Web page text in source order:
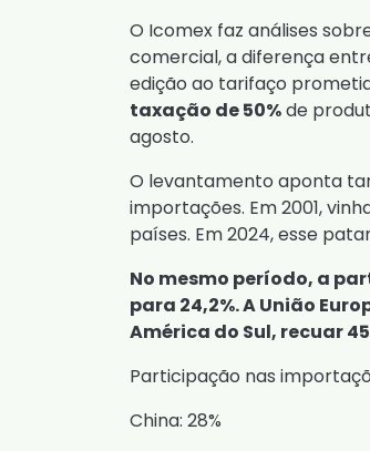
O Icomex faz análises
comercial, a diferença
edição ao tarifaço
taxação de 50%de
agosto.
O levantamento aponta
importações. Em 2001,
países. Em 2024, esse
No mesmo período, a
para 24,2%. A União
América do Sul, recuar
Participação nas
China: 28%